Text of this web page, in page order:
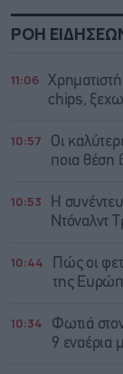
ΡΟΗ
11:06
chips,
10:57
Οι
ποια θέση
10:53
Η
Ντόναλντ
10:44
Πώς οι
της
10:34
Φωτιά
9 εναέρια